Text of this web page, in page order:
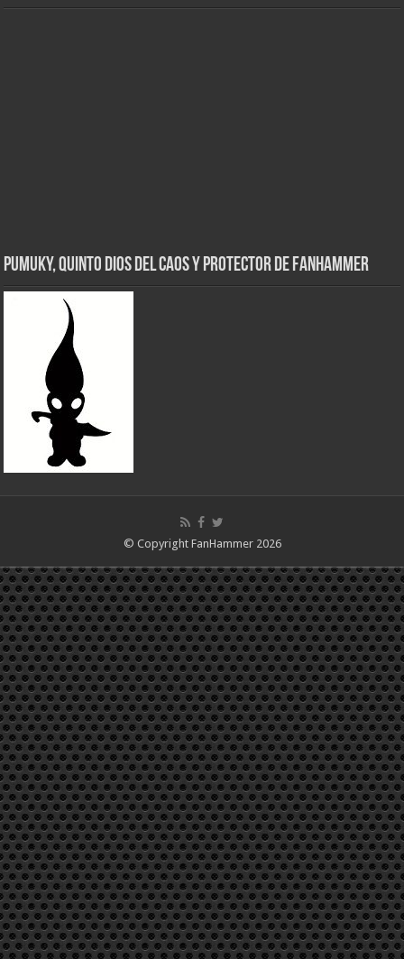
Pumuky, Quinto Dios del Caos y Protector de FanHammer
© Copyright FanHammer 2026